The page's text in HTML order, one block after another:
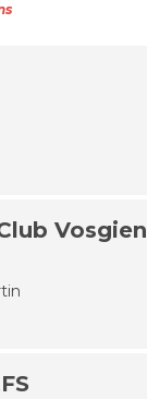
Vosgien